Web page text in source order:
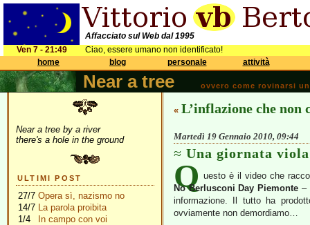
Affacciato sul Web dal 1995
Ven 7 - 21:49
Ciao, essere umano non identificato!
home
blog personale attività
Near a tree ovvero come rovinarsi
Near a tree by a river
there's a hole in the ground
ULTIMI POST
27/7 Opera sì, nazismo no
14/7 La parola proibita
1/4
In campo con voi
« L’inflazione che non
Martedì 19 Gennaio 2010, 09:44
Una giornata viola
Q uesto è il video che
No Berlusconi Day Piemonte –
informazione. Il tutto ha
ovviamente non demordiamo…